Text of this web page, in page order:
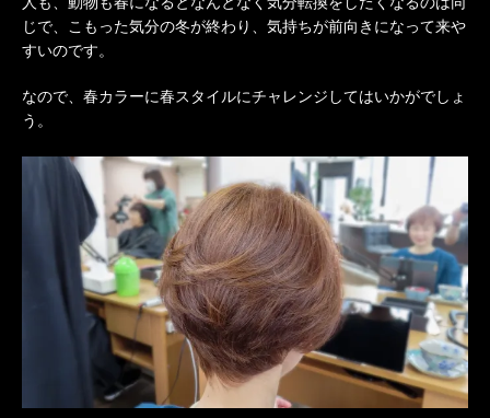
じで、こもった気分の冬が終わり、気持ちが前向きになって来や
すいのです。
なので、春カラーに春スタイルにチャレンジしてはいかがでしょ
う。